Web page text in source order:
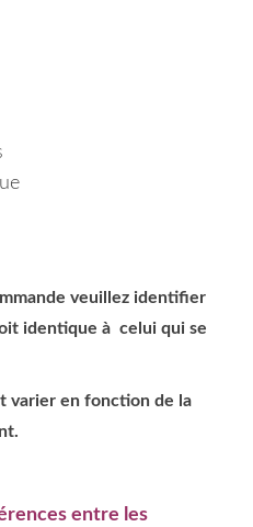
veuillez identifier
identique à celui qui se
varier en fonction de la
entre les